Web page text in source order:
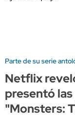
Parte de su serie
Netflix
presentó
"Monsters: